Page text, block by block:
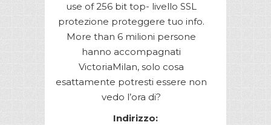
use of 256 bit top- livello SSL
protezione proteggere tuo info.
More than 6 milioni persone
hanno accompagnati
VictoriaMilan, solo cosa
esattamente potresti essere non
vedo l’ora di?
Indirizzo: